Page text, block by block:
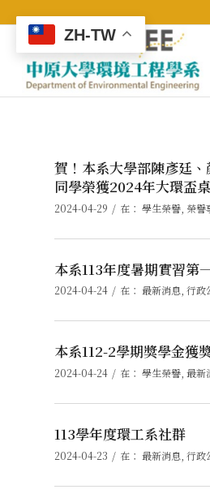
賀！本系大學部陳彥廷
同學榮獲2024年大環盃
2024-04-29 / 在： 學生榮譽 榮譽
本系113年度暑期實習第
2024-04-24 / 在： 最新消息 行政
本系112-2學期獎學金獲
2024-04-24 / 在： 學生榮譽 最新
113學年度環工系社群
2024-04-23 / 在： 最新消息 行政
ZH-TW